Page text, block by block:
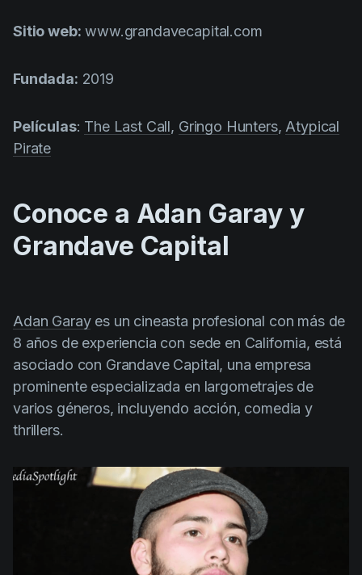
Production
Screenwriting
Script coverage
Sitio web: www.grandavecapital.com
Fundada: 2019
Películas: The Last Call, Gringo Hunters, Atypical
Pirate
Conoce a Adan Garay y
Grandave Capital
Adan Garayes un cineasta profesional con más de
8 años de experiencia con sede en California, está
asociado con Grandave Capital, una empresa
prominente especializada en largometrajes de
varios géneros, incluyendo acción, comedia y
thrillers.